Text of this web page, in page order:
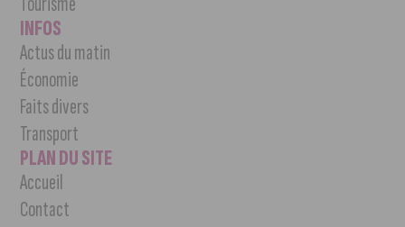
INFOS
Actus du matin
Économie
Faits divers
Transport
PLAN DU SITE
Accueil
Contact